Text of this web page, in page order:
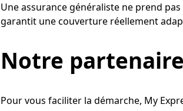
Une assurance généraliste ne prend
garantit une couverture réellement
Notre
Pour vous faciliter la démarche, My